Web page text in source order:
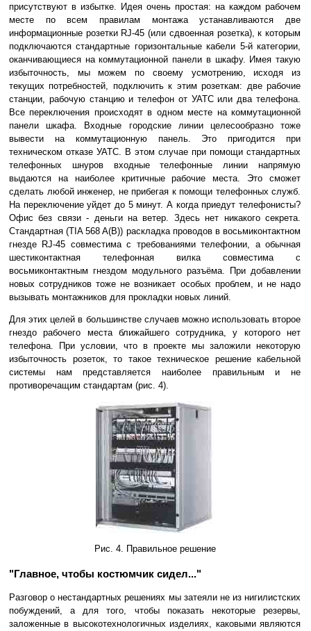
присутствуют в избытке. Идея очень простая: на каждом рабочем
месте по всем правилам монтажа устанавливаются две
информационные розетки RJ-45 (или сдвоенная розетка), к которым
подключаются стандартные горизонтальные кабели 5-й категории,
оканчивающиеся на коммутационной панели в шкафу. Имея такую
избыточность, мы можем по своему усмотрению, исходя из
текущих потребностей, подключить к этим розеткам: две рабочие
станции, рабочую станцию и телефон от УАТС или два телефона.
Все переключения происходят в одном месте на коммутационной
панели шкафа. Входные городские линии целесообразно тоже
вывести на коммутационную панель. Это пригодится при
техническом отказе УАТС. В этом случае при помощи стандартных
телефонных шнуров входные телефонные линии напрямую
выдаются на наиболее критичные рабочие места. Это сможет
сделать любой инженер, не прибегая к помощи телефонных служб.
На переключение уйдет до 5 минут. А когда приедут телефонисты?
Офис без связи - деньги на ветер. Здесь нет никакого секрета.
Стандартная (TIA 568 A(B)) раскладка проводов в восьмиконтактном
гнезде RJ-45 совместима с требованиями телефонии, а обычная
шестиконтактная телефонная вилка совместима с
восьмиконтактным гнездом модульного разъёма. При добавлении
новых сотрудников тоже не возникает особых проблем, и не надо
вызывать монтажников для прокладки новых линий.
Для этих целей в большинстве случаев можно использовать второе
гнездо рабочего места ближайшего сотрудника, у которого нет
телефона. При условии, что в проекте мы заложили некоторую
избыточность розеток, то такое техническое решение кабельной
системы нам представляется наиболее правильным и не
противоречащим стандартам (рис. 4).
Рис. 4. Правильное решение
"Главное, чтобы костюмчик сидел..."
Разговор о нестандартных решениях мы затеяли не из нигилистских
побуждений, а для того, чтобы показать некоторые резервы,
заложенные в высокотехнологичных изделиях, каковыми являются